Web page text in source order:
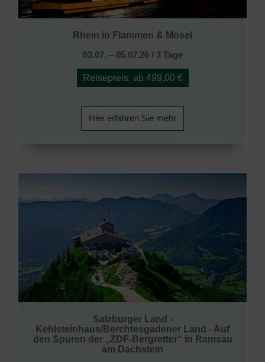
Rhein in Flammen & Mosel
03.07. – 05.07.26 / 3 Tage
Reisepreis: ab 499,00 €
Hier erfahren Sie mehr
Salzburger Land -
Kehlsteinhaus/Berchtesgadener Land - Auf
den Spuren der „ZDF-Bergretter“ in Ramsau
am Dachstein